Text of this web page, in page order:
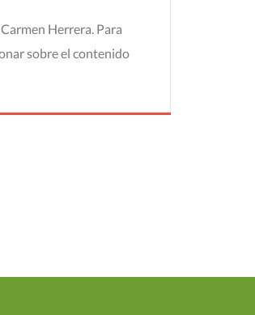
Herrera. Para
sobre el contenido